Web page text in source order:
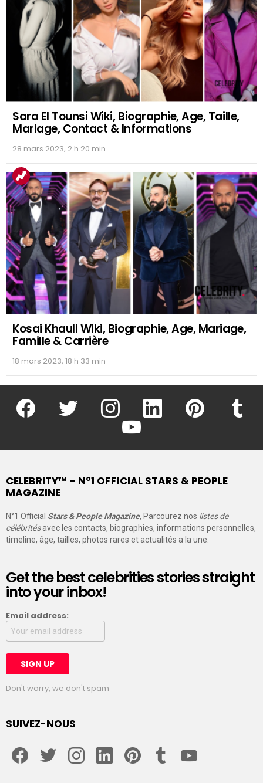
Sara El Tounsi Wiki, Biographie, Age, Taille,
Mariage, Contact & Informations
28 mars 2023, 2 h 20 min
Kosai Khauli Wiki, Biographie, Age, Mariage,
Famille & Carrière
18 mars 2023, 18 h 33 min
facebook twitter instagram linkedin pinterest
youtube
CELEBRITY™ – N°1 OFFICIAL STARS & PEOPLE
MAGAZINE
N°1 Official Stars & People Magazine, Parcourez nos listes de
célébritésavec les contacts, biographies, informations personnelles,
timeline, âge, tailles, photos rares et actualités a la une.
Get the best celebrities stories straight
into your inbox!
Email address:
Don't worry, we don't spam
SUIVEZ-NOUS